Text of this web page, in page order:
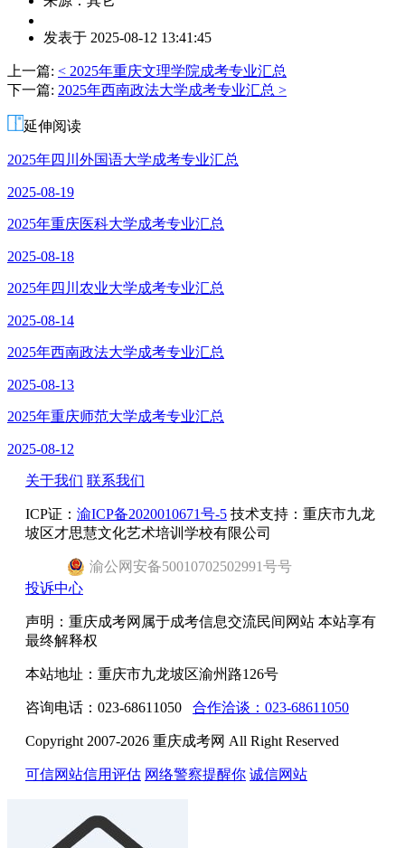
者：
老
师
发表于 2025-08-12 13:41:45
上一篇: < 2025年重庆文理学院成考专业汇总
下一篇: 2025年西南政法大学成考专业汇总 >
延伸阅读
2025年四川外国语大学成考专业汇总
2025-08-19
2025年重庆医科大学成考专业汇总
2025-08-18
2025年四川农业大学成考专业汇总
2025-08-14
2025年西南政法大学成考专业汇总
2025-08-13
2025年重庆师范大学成考专业汇总
2025-08-12
关于我们 联系我们
ICP证： 渝ICP备2020010671号-5 技术支持：重庆市九龙
坡区才思慧文化艺术培训学校有限公司
渝公网安备50010702502991号号
投诉中心
声明：重庆成考网属于成考信息交流民间网站 本站享有
最终解释权
本站地址：重庆市九龙坡区渝州路126号
咨询电话：023-68611050 合作洽谈：023-68611050
Copyright 2007-2026 重庆成考网 All Right Reserved
可信网站信用评估 网络警察提醒你 诚信网站